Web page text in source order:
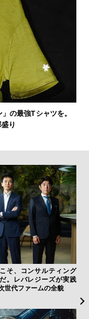
の最強Tシャツを。
り
そ、コンサルティング
。レバレジーズが実践
世代ファームの全貌
4